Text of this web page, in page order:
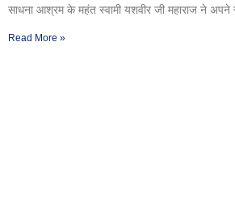
साधना आश्रम के महंत स्वामी यशवीर जी महाराज ने अपने
Read More »